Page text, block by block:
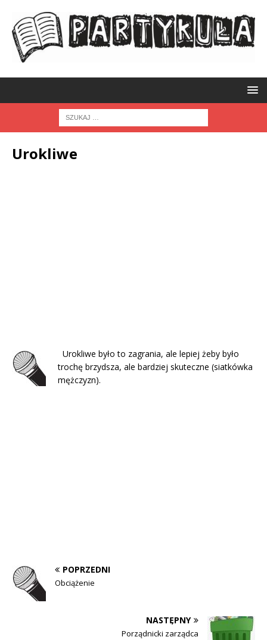
Urokliwe
Urokliwe było to zagrania, ale lepiej żeby było
trochę brzydsza, ale bardziej skuteczne (siatkówka
mężczyzn).
POPRZEDNI
Obciążenie
NASTĘPNY
Porządnicki zarządca